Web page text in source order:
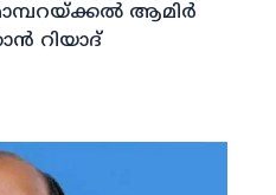
ആമിര്‍
റിയാദ്